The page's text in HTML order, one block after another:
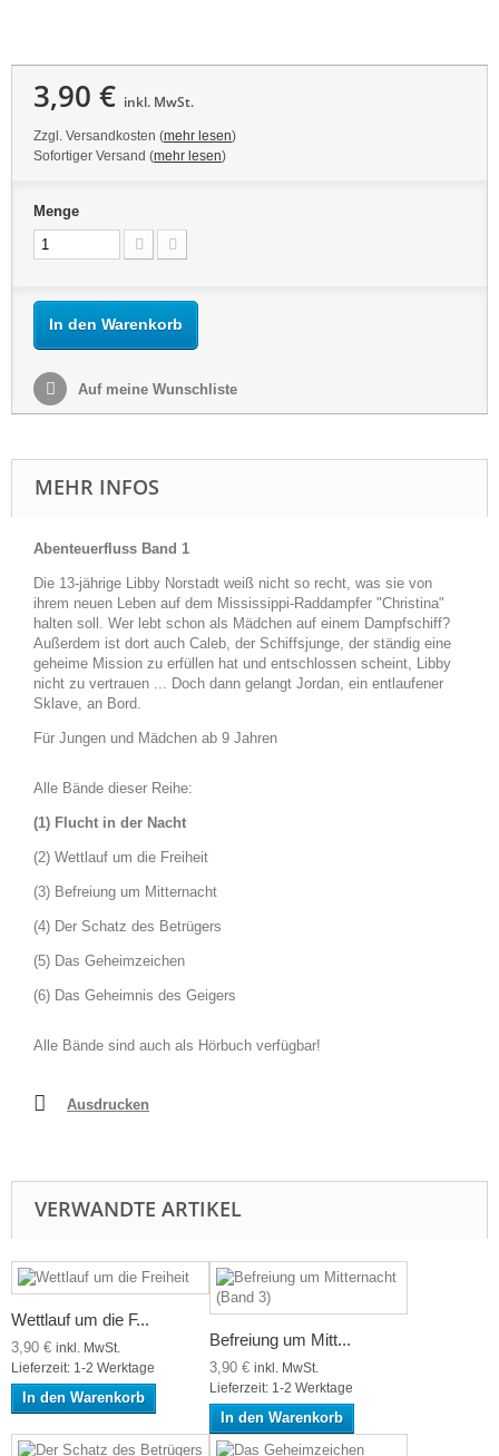
3,90 € inkl. MwSt.
Zzgl. Versandkosten (mehr lesen)
Sofortiger Versand (mehr lesen)
Menge
In den Warenkorb
Auf meine Wunschliste
MEHR INFOS
Abenteuerfluss Band 1
Die 13-jährige Libby Norstadt weiß nicht so recht, was sie von
ihrem neuen Leben auf dem Mississippi-Raddampfer "Christina"
halten soll. Wer lebt schon als Mädchen auf einem Dampfschiff?
Außerdem ist dort auch Caleb, der Schiffsjunge, der ständig eine
geheime Mission zu erfüllen hat und entschlossen scheint, Libby
nicht zu vertrauen ... Doch dann gelangt Jordan, ein entlaufener
Sklave, an Bord.
Für Jungen und Mädchen ab 9 Jahren
Alle Bände dieser Reihe:
(1) Flucht in der Nacht
(2) Wettlauf um die Freiheit
(3) Befreiung um Mitternacht
(4) Der Schatz des Betrügers
(5) Das Geheimzeichen
(6) Das Geheimnis des Geigers
Alle Bände sind auch als Hörbuch verfügbar!
Ausdrucken
VERWANDTE ARTIKEL
Wettlauf um die F...
3,90 € inkl. MwSt.
Lieferzeit: 1-2 Werktage
In den Warenkorb
Befreiung um Mitt...
3,90 € inkl. MwSt.
Lieferzeit: 1-2 Werktage
In den Warenkorb